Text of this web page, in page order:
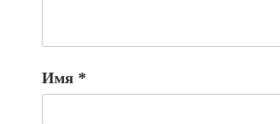
Имя *